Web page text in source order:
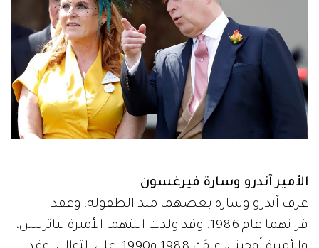
الأمير آندرو وسارة فيرغسون
عرف آندرو وسارة بعضهما منذ الطفولة، وعقد
قرانهما عام 1986. وقد ولدت ابنتهما الأميرة بياتريس،